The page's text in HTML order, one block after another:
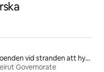
Boenden vid stranden att hyra
Governorate